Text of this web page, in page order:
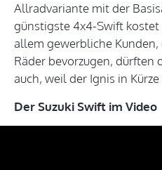
Allradvariante mit der
günstigste 4x4-Swift kostet
allem gewerbliche
Räder bevorzugen, dürften
auch, weil der Ignis in
Der Suzuki Swift im Video